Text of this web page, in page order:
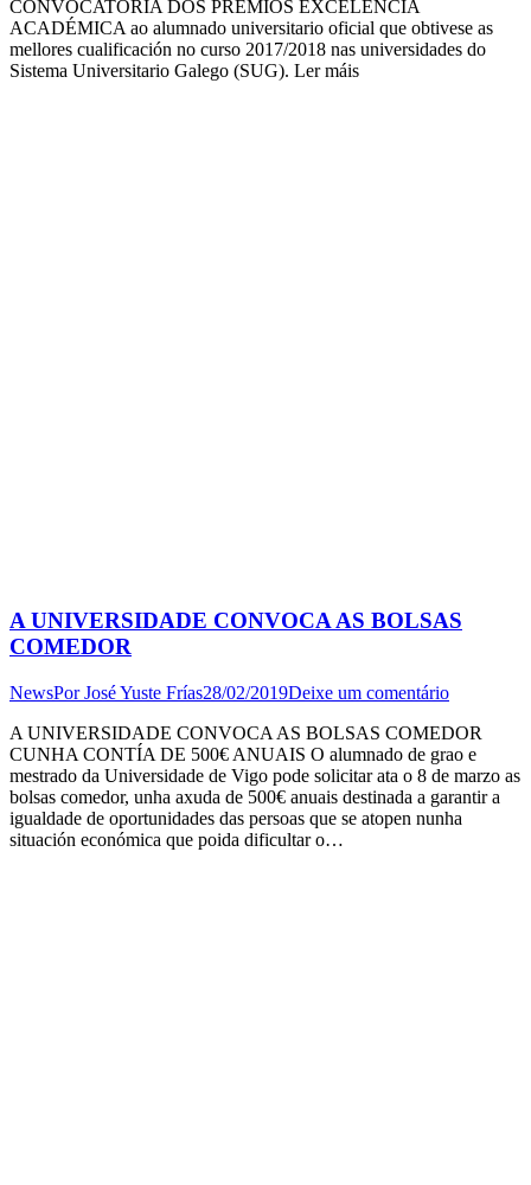
CONVOCATORIA DOS PREMIOS EXCELENCIA
ACADÉMICA ao alumnado universitario oficial que obtivese as
mellores cualificación no curso 2017/2018 nas universidades do
Sistema Universitario Galego (SUG). Ler máis
A UNIVERSIDADE CONVOCA AS BOLSAS
COMEDOR
NewsPorJosé Yuste Frías28/02/2019Deixe um comentário
A UNIVERSIDADE CONVOCA AS BOLSAS COMEDOR
CUNHA CONTÍA DE 500€ ANUAIS O alumnado de grao e
mestrado da Universidade de Vigo pode solicitar ata o 8 de marzo as
bolsas comedor, unha axuda de 500€ anuais destinada a garantir a
igualdade de oportunidades das persoas que se atopen nunha
situación económica que poida dificultar o…